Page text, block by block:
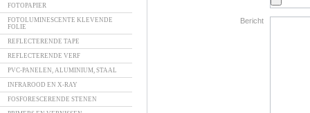
FOTOPAPIER
FOTOLUMINESCENTE KLEVENDE
FOLIE
REFLECTERENDE TAPE
REFLECTERENDE VERF
PVC-PANELEN, ALUMINIUM, STAAL
INFRAROOD EN X-RAY
FOSFORESCERENDE STENEN
Bericht